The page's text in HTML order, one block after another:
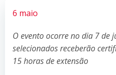
6 maio
O evento ocorre no dia 7 de
selecionados receberão
15 horas de extensão